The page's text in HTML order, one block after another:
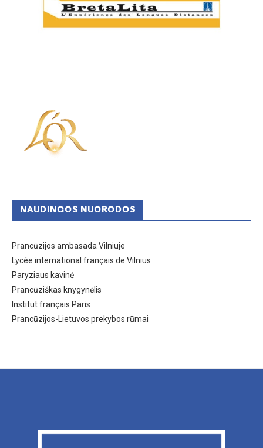
NAUDINGOS NUORODOS
Prancūzijos ambasada Vilniuje
Lycée international français de Vilnius
Paryziaus kavinė
Prancūziškas knygynėlis
Institut français Paris
Prancūzijos-Lietuvos prekybos rūmai